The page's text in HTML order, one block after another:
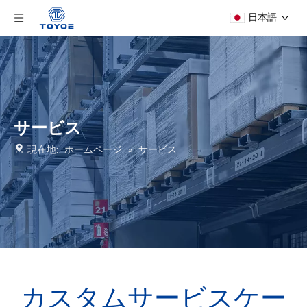
日本語
サービス
現在地: ホームページ » サービス